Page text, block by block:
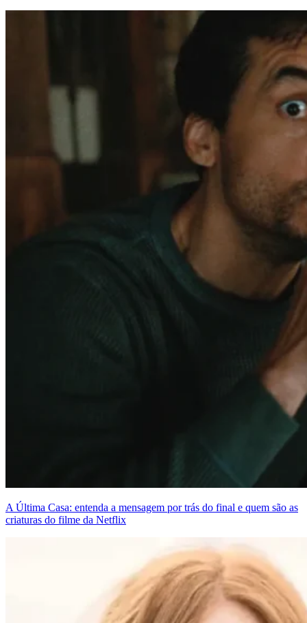
A Última Casa: entenda a mensagem por trás do final e quem são as
criaturas do filme da Netflix